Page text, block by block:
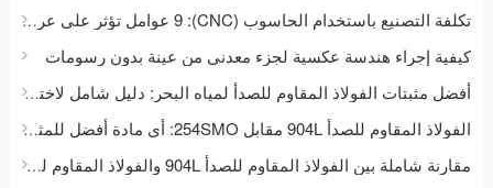
تكلفة التصنيع باستخدام الحاسوب (CNC): 9 عوامل تؤثر على عرض سعر القطعة المخصصة
كيفية إجراء هندسة عكسية لجزء معدني من عينة بدون رسومات
أفضل مثبتات الفولاذ المقاوم للصدأ لمياه البحر: دليل شامل لاختيار المواد للتطبيقات البحرية والساحلية
الفولاذ المقاوم للصدأ 904L مقابل 254SMO: أي مادة أفضل للمثبتات والتطبيقات التي تتعرض للتآكل الشديد؟
مقارنة شاملة بين الفولاذ المقاوم للصدأ 904L والفولاذ المقاوم للصدأ 1.4529: تطبيقات التثبيت والتطبيقات الصناعية